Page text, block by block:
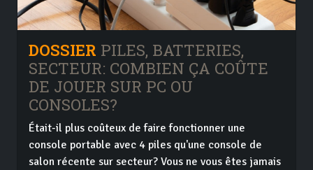
DOSSIER PILES, BATTERIES,
SECTEUR: COMBIEN ÇA COÛTE
DE JOUER SUR PC OU
CONSOLES?
Était-il plus coûteux de faire fonctionner une
console portable avec 4 piles qu'une console de
salon récente sur secteur? Vous ne vous êtes jamais